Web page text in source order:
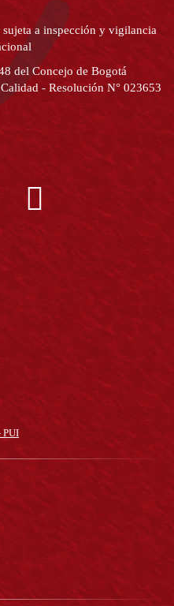
a inspección y vigilancia
del Concejo de Bogotá
- Resolución N° 023653
PUI